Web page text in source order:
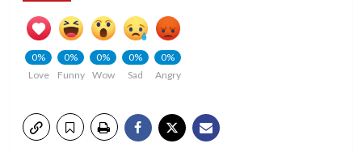
0%
Love
0%
Funny
0%
Wow
0%
Sad
0%
Angry